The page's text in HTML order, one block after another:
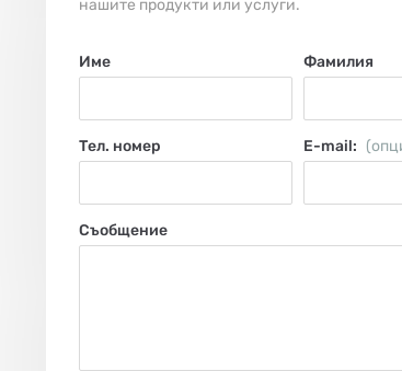
нашите продукти или услуги.
Име Фамилия
Тел. номер Е-mail:
Съобщение